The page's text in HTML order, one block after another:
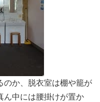
のか、脱衣室は棚や籠が
ん中には腰掛けが置か